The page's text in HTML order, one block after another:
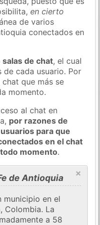
en cierto
de varios
conectados en
de chat, el cual
de cada usuario. Por
que más se
momento.
al chat en
por razones de
para que
en el chat
momento.
×
de Antioquia
municipio en el
Colombia. La
a 58